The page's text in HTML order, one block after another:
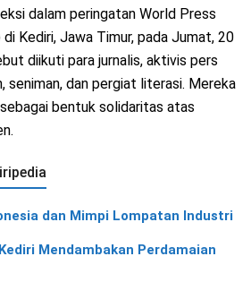
dalam peringatan World Press
Kediri, Jawa Timur, pada Jumat, 20
diikuti para jurnalis, aktivis pers
seniman, dan pergiat literasi. Mereka
bentuk solidaritas atas
dan Mimpi Lompatan Industri
Mendambakan Perdamaian